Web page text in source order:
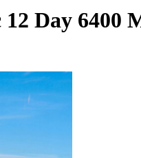
12 Day 6400